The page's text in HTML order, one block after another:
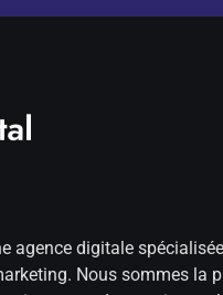
agence digitale
Nous sommes la